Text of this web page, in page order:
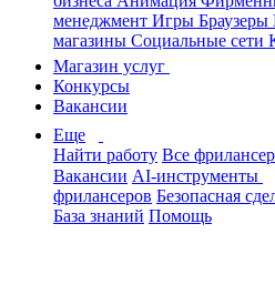
менеджмент Игры Браузеры
магазины Социальные сети
Магазин услуг
Конкурсы
Вакансии
Еще
Найти работу Все
Вакансии AI-инструменты
фрилансеров Безопасная
База знаний Помощь